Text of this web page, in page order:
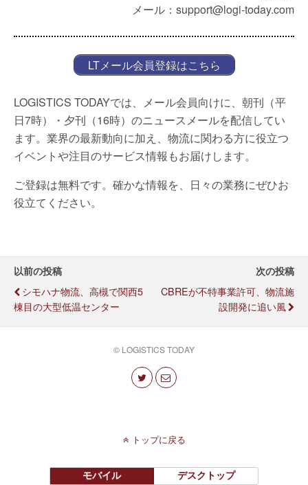
メール：support@logi-today.com
LTメール会員登録はこちら
LOGISTICS TODAYでは、メール会員向けに、朝刊（平
日7時）・夕刊（16時）のニュースメールを配信してい
ます。業界の最新動向に加え、物流に関わる方に役立つ
イベントや注目のサービス情報もお届けします。
ご登録は無料です。確かな情報を、日々の業務にぜひお
役立てください。
以前の投稿
シモハナ物流、高槻で関西5
棟目の大型低温センター
次の投稿
CBREが不特事業許可、物流施
設開発に追い風
© LOGISTICS TODAY
トップに戻る
モバイル デスクトップ